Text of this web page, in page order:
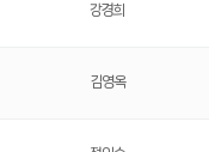
강경희
김영옥